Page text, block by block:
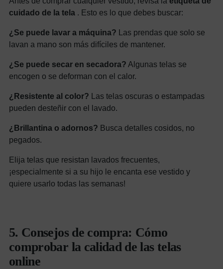
cuidado de la tela . Esto es lo que debes buscar:
¿Se puede lavar a máquina? Las prendas que solo se
lavan a mano son más difíciles de mantener.
¿Se puede secar en secadora? Algunas telas se
encogen o se deforman con el calor.
¿Resistente al color? Las telas oscuras o estampadas
pueden desteñir con el lavado.
¿Brillantina o adornos? Busca detalles cosidos, no
pegados.
Elija telas que resistan lavados frecuentes,
¡especialmente si a su hijo le encanta ese vestido y
quiere usarlo todas las semanas!
5. Consejos de compra: Cómo
comprobar la calidad de las telas
online